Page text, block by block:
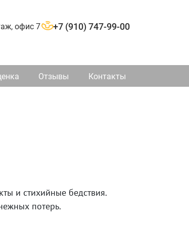
офис 7 +7 (910) 747-99-00
Отзывы Контакты
и стихийные бедствия.
потерь.